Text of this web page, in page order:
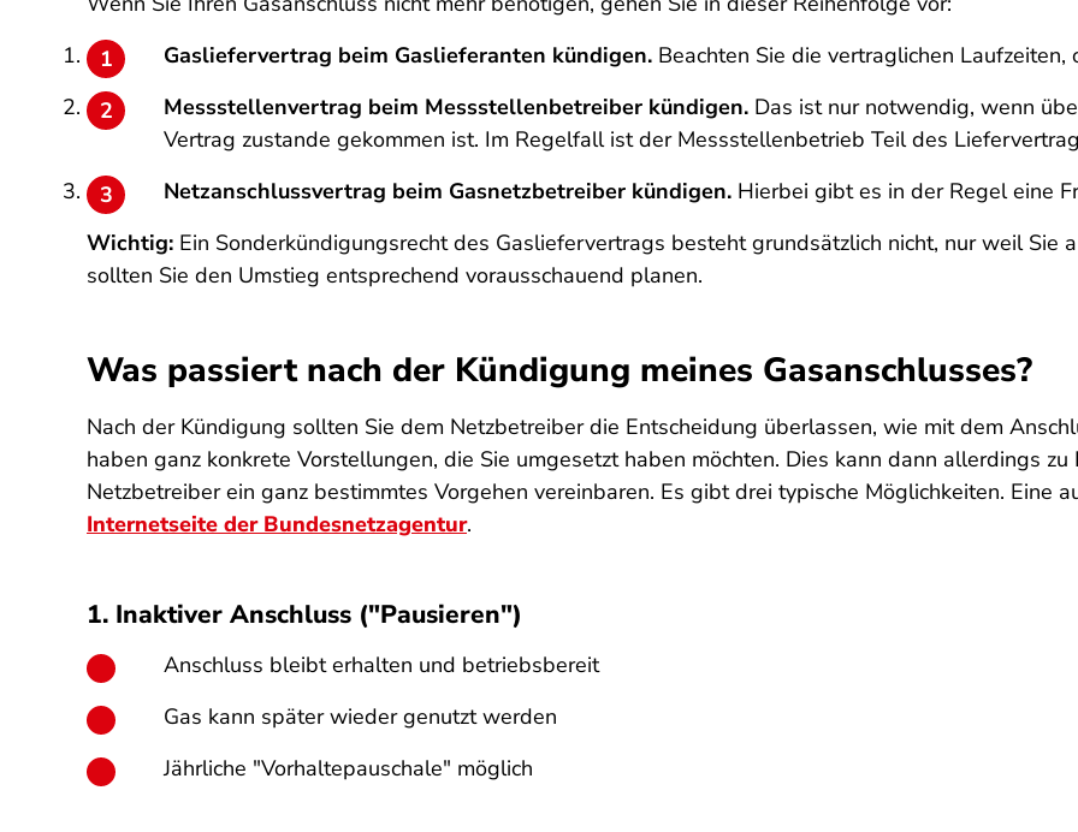
Gasliefervertrag beim Gaslieferanten kündigen. Beachten Sie die vertraglichen
Messstellenvertrag beim Messstellenbetreiber kündigen. Das ist nur notwendig, wenn
Vertrag zustande gekommen ist. Im Regelfall ist der Messstellenbetrieb Teil des
Netzanschlussvertrag beim Gasnetzbetreiber kündigen. Hierbei gibt es in der Regel eine
Wichtig: Ein Sonderkündigungsrecht des Gasliefervertrags besteht grundsätzlich nicht, nur weil Sie
sollten Sie den Umstieg entsprechend vorausschauend planen.
Was passiert nach der Kündigung meines Gasanschlusses?
Nach der Kündigung sollten Sie dem Netzbetreiber die Entscheidung überlassen, wie mit dem
haben ganz konkrete Vorstellungen, die Sie umgesetzt haben möchten. Dies kann dann allerdings
Netzbetreiber ein ganz bestimmtes Vorgehen vereinbaren. Es gibt drei typische Möglichkeiten. Eine
Internetseite der Bundesnetzagentur.
1. Inaktiver Anschluss ("Pausieren")
Anschluss bleibt erhalten und betriebsbereit
Gas kann später wieder genutzt werden
Jährliche "Vorhaltepauschale" möglich